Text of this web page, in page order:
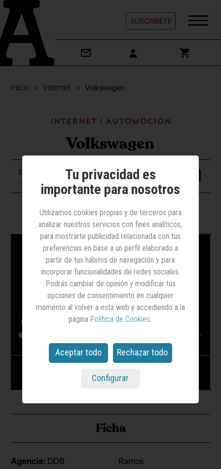
SUSCRÍBETE
Inicio Internet Volkswagen
Internet | Automoción
Volkswagen
Redacción
30 agosto 2022
Vídeo
2022
Ficha
Agencia: DDB Ramos
Tu privacidad es
importante para nosotros
Utilizamos cookies propias y de terceros para
analizar nuestros servicios con fines analíticos,
para mostrarte publicidad relacionada con tus
preferencias en base a un perfil elaborado a
partir de tus hábitos de navegación y para
incorporar funcionalidades de redes sociales.
Podrás cambiar de opinión y modificar tus
opciones de consentimiento en cualquier
momento al volver a esta web y accediendo a la
página Política de Cookies.
Aceptar todo Rechazar todo
Configurar